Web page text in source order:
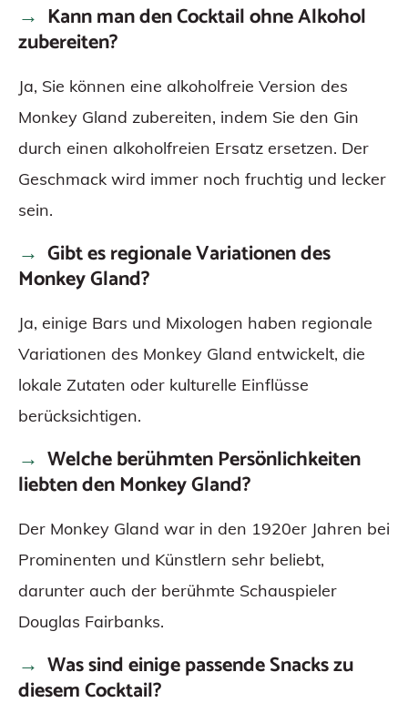
Kann man den Cocktail ohne Alkohol
zubereiten?
Ja, Sie können eine alkoholfreie Version des
Monkey Gland zubereiten, indem Sie den Gin
durch einen alkoholfreien Ersatz ersetzen. Der
Geschmack wird immer noch fruchtig und lecker
sein.
Gibt es regionale Variationen des
Monkey Gland?
Ja, einige Bars und Mixologen haben regionale
Variationen des Monkey Gland entwickelt, die
lokale Zutaten oder kulturelle Einflüsse
berücksichtigen.
Welche berühmten Persönlichkeiten
liebten den Monkey Gland?
Der Monkey Gland war in den 1920er Jahren bei
Prominenten und Künstlern sehr beliebt,
darunter auch der berühmte Schauspieler
Douglas Fairbanks.
Was sind einige passende Snacks zu
diesem Cocktail?